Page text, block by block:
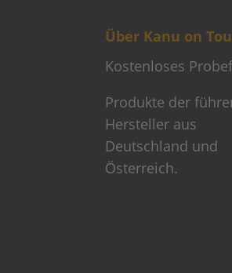
Über Kanu on
Kostenloses
Produkte der
Hersteller aus
Deutschland und
Österreich.